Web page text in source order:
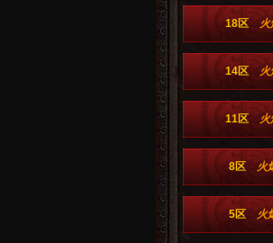
18区
14区
11区
8区 火
5区 火